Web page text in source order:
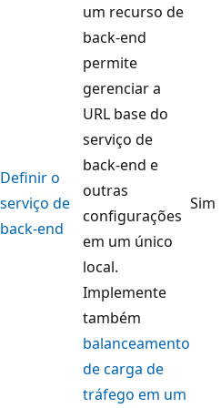
Definir o
serviço de
back-end
um recurso de
back-end
permite
gerenciar a
URL base do
serviço de
back-end e
outras
configurações
em um único
local.
Implemente
também
balanceamento
de carga de
tráfego em um
Sim